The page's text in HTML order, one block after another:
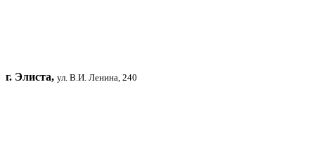
г. Элиста, ул. В.И. Ленина, 240